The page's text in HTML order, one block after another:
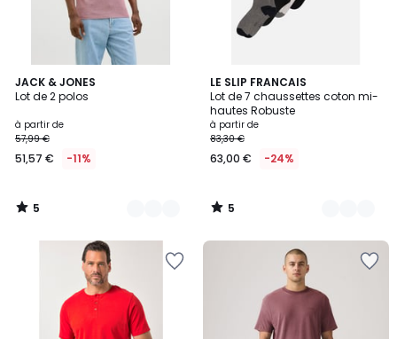
JACK & JONES
Lot de 2 polos
à partir de
57,99 €
51,57 € -11%
5
/
6
Couleurs
5
/
LE SLIP FRANCAIS
Lot de 7 chaussettes coton mi-
hautes Robuste
à partir de
83,30 €
63,00 € -24%
5
/
5
7
Couleurs
5
/